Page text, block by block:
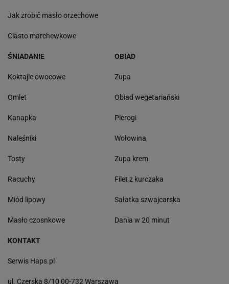
Jak zrobić masło orzechowe
Ciasto marchewkowe
ŚNIADANIE
Koktajle owocowe
Omlet
Kanapka
Naleśniki
Tosty
Racuchy
Miód lipowy
Masło czosnkowe
OBIAD
Zupa
Obiad wegetariański
Pierogi
Wołowina
Zupa krem
Filet z kurczaka
Sałatka szwajcarska
Dania w 20 minut
KONTAKT
Serwis Haps.pl
ul. Czerska 8/10 00-732 Warszawa